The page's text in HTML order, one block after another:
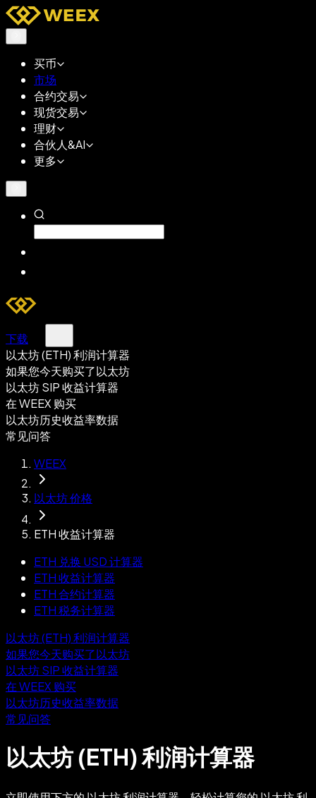
买币
市场
合约交易
现货交易
理财
合伙人&AI
更多
下载
以太坊 (ETH) 利润计算器
如果您今天购买了以太坊
以太坊 SIP 收益计算器
在 WEEX 购买
以太坊历史收益率数据
常见问答
WEEX
以太坊 价格
ETH 收益计算器
ETH 兑换 USD 计算器
ETH 收益计算器
ETH 合约计算器
ETH 税务计算器
以太坊 (ETH) 利润计算器
如果您今天购买了以太坊
以太坊 SIP 收益计算器
在 WEEX 购买
以太坊历史收益率数据
常见问答
以太坊 (ETH) 利润计算器